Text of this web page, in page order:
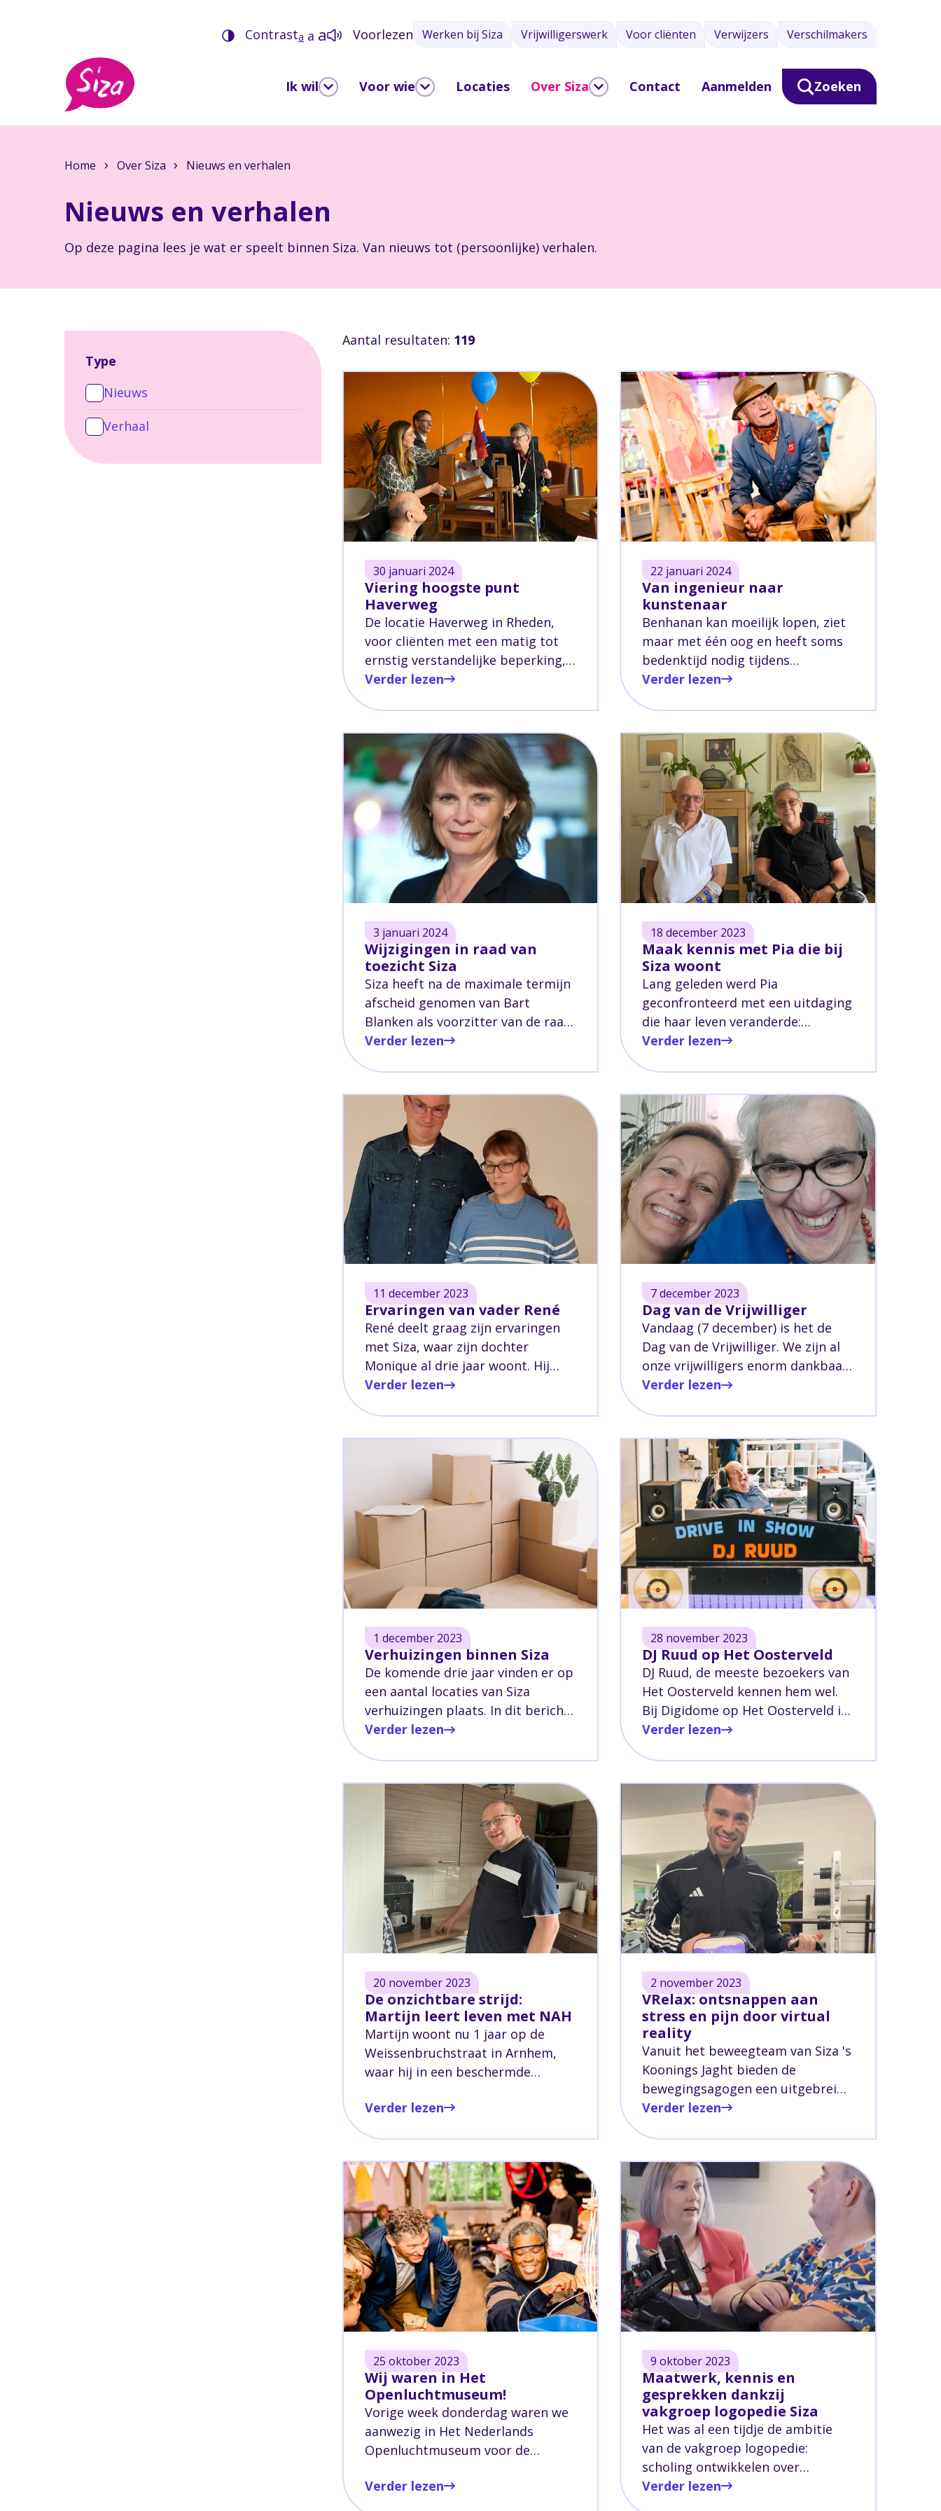
Contrasta a a Voorlezen Werken bij Siza Vrijwilligerswerk Voor cliënten Verwijzers Verschilmakers
Ik wil Voor wie Locaties Over Siza Contact Aanmelden Zoeken
Home Over Siza Nieuws en verhalen
Nieuws en verhalen
Op deze pagina lees je wat er speelt binnen Siza. Van nieuws tot (persoonlijke) verhalen.
Type
Nieuws
Verhaal
Aantal resultaten: 119
Viering hoogste punt
Haverweg
30 januari 2024
De locatie Haverweg in Rheden,
voor cliënten met een matig tot
ernstig verstandelijke beperking,
wordt verbouwd en krijgt er een
september gestart en heeft nu
het hoogste punt bereikt!
Verder lezen
Van ingenieur naar
kunstenaar
22 januari 2024
Benhanan kan moeilijk lopen, ziet
maar met één oog en heeft soms
bedenktijd nodig tijdens
gesprekken. Deze uitdagingen zijn
door zijn niet-aangeboren
hersenletsel (NAH) dat hij heeft
opgelopen door een
brommerongeluk op 41-jarige
leeftijd.
Verder lezen
Wijzigingen in raad van
toezicht Siza
3 januari 2024
Siza heeft na de maximale termijn
afscheid genomen van Bart
Blanken als voorzitter van de raad
van toezicht. Siza dankt de heer
en verwelkomt mevrouw van den
Brink als nieuwe voorzitter. Ook
verwelkomt Siza mevrouw Pillen
als nieuw lid van de raad van
toezicht.
Verder lezen
Maak kennis met Pia die bij
Siza woont
18 december 2023
Lang geleden werd Pia
geconfronteerd met een uitdaging
die haar leven veranderde:
posttraumatische dystrofie, een
samen met knieproblemen op
jonge leeftijd.
Verder lezen
Ervaringen van vader René
11 december 2023
René deelt graag zijn ervaringen
met Siza, waar zijn dochter
Monique al drie jaar woont. Hij
deelt zijn ervaringen met Siza, de
had bij het kiezen van Siza als
zorginstelling voor zijn dochter,
zijn mening over de communicatie
binnen Siza, en zijn advies voor
andere ouders die op zoek zijn
naar een zorginstelling.
Verder lezen
Dag van de Vrijwilliger
7 december 2023
Vandaag (7 december) is het de
Dag van de Vrijwilliger. We zijn al
onze vrijwilligers enorm dankbaar
voor hun inzet het afgelopen jaar.
bij het koken, het begeleiden van
een dagje uit met cliënten, een
kopje koffiedrinken, een
schilderijtje ophangen, of gezellig
een wandeling maken. We zijn blij
met jullie! Ontzettend bedankt
voor jullie inzet.
Verder lezen
Verhuizingen binnen Siza
1 december 2023
De komende drie jaar vinden er op
een aantal locaties van Siza
verhuizingen plaats. In dit bericht
leggen we uit waarom deze
Verder lezen
DJ Ruud op Het Oosterveld
28 november 2023
DJ Ruud, de meeste bezoekers van
Het Oosterveld kennen hem wel.
Bij Digidome op Het Oosterveld is
hij de huis-DJ die zijn collega’s
Ruud ook kennen van andere
feesten waar hij als DJ optreedt.
Verder lezen
De onzichtbare strijd:
Martijn leert leven met NAH
20 november 2023
Martijn woont nu 1 jaar op de
Weissenbruchstraat in Arnhem,
waar hij in een beschermde
leeft en leert omgaan met zijn
nog in Asperen met zijn gezin,
maar om verschillende redenen
ging het niet langer thuis.
Verder lezen
VRelax: ontsnappen aan
stress en pijn door virtual
reality
2 november 2023
Vanuit het beweegteam van Siza 's
Koonings Jaght bieden de
bewegingsagogen een uitgebreid
beweegaanbod waar behandeling,
samenkomen. Binnen ‘s Koonings
Jaght zijn verschillende faciliteiten
beschikbaar, waaronder een
zwembad, een sporthal, een
fitnessruimte, een beweegtuin en
ook technologische apparaten.
Verder lezen
Wij waren in Het
Openluchtmuseum!
25 oktober 2023
Vorige week donderdag waren we
aanwezig in Het Nederlands
Openluchtmuseum voor de
Leven met een handicap' en om te
Verder lezen
Maatwerk, kennis en
gesprekken dankzij
vakgroep logopedie Siza
9 oktober 2023
Het was al een tijdje de ambitie
van de vakgroep logopedie:
scholing ontwikkelen over
slikproblematiek. Niet alle
Verder lezen